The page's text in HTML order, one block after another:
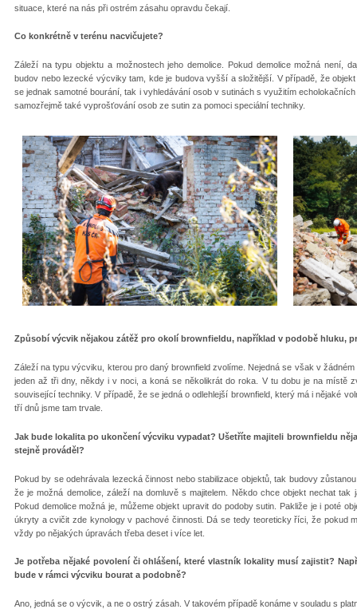
situace, které na nás při ostrém zásahu opravdu čekají.
Co konkrétně v terénu nacvičujete?
Záleží na typu objektu a možnostech jeho demolice. Pokud demolice možná není,
budov nebo lezecké výcviky tam, kde je budova vyšší a složitější. V případě, že
se jednak samotné bourání, tak i vyhledávání osob v sutinách s využitím
samozřejmě také vyprošťování osob ze sutin za pomoci speciální techniky.
Způsobí výcvik nějakou zátěž pro okolí brownfieldu, například v podobě hluku,
Záleží na typu výcviku, kterou pro daný brownfield zvolíme. Nejedná se však v
jeden až tři dny, někdy i v noci, a koná se několikrát do roka. V tu dobu je na místě
související techniky. V případě, že se jedná o odlehlejší brownfield, který má i nějaké
tří dnů jsme tam trvale.
Jak bude lokalita po ukončení výcviku vypadat? Ušetříte majiteli brownfieldu
stejně prováděl?
Pokud by se odehrávala lezecká činnost nebo stabilizace objektů, tak budovy
že je možná demolice, záleží na domluvě s majitelem. Někdo chce objekt nechat
Pokud demolice možná je, můžeme objekt upravit do podoby sutin. Pakliže je i poté
úkryty a cvičit zde kynology v pachové činnosti. Dá se tedy teoreticky říci, že pokud
vždy po nějakých úpravách třeba deset i více let.
Je potřeba nějaké povolení či ohlášení, které vlastník lokality musí zajistit?
bude v rámci výcviku bourat a podobně?
Ano, jedná se o výcvik, a ne o ostrý zásah. V takovém případě konáme v souladu s